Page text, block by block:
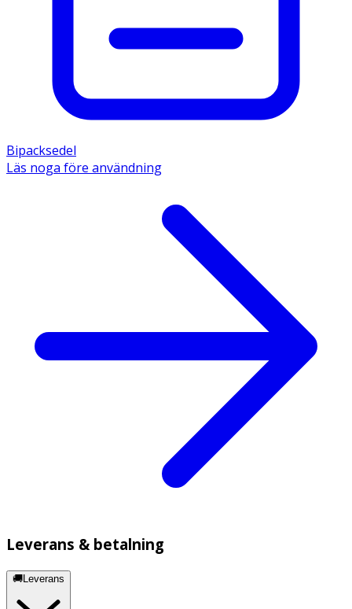
(E953), smakämne (apelsin), magnesiumstearat, sukralos
Bipacksedel
Läs noga före användning
Leverans & betalning
🚚Leverans